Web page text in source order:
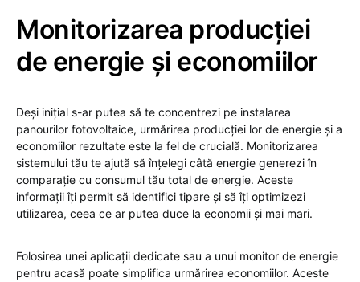
Monitorizarea producției
de energie și economiilor
Deși inițial s-ar putea să te concentrezi pe instalarea
panourilor fotovoltaice, urmărirea producției lor de energie și a
economiilor rezultate este la fel de crucială. Monitorizarea
sistemului tău te ajută să înțelegi câtă energie generezi în
comparație cu consumul tău total de energie. Aceste
informații îți permit să identifici tipare și să îți optimizezi
utilizarea, ceea ce ar putea duce la economii și mai mari.
Folosirea unei aplicații dedicate sau a unui monitor de energie
pentru acasă poate simplifica urmărirea economiilor. Aceste